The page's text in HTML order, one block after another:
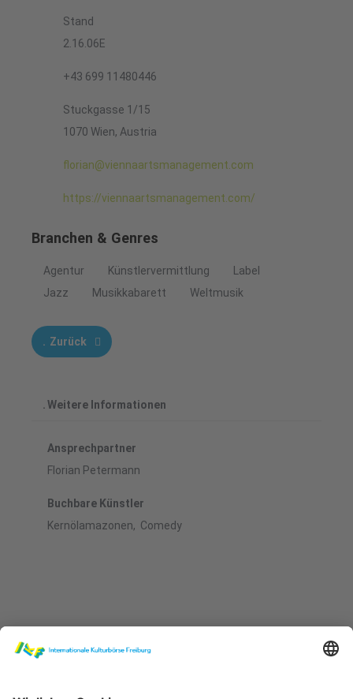
Stand
2.16.06E
+43 699 11480446
Stuckgasse 1/15
1070 Wien, Austria
florian@viennaartsmanagement.com
https://viennaartsmanagement.com/
Branchen & Genres
Agentur Künstlervermittlung
Label
Jazz
Musikkabarett Weltmusik
Zurück
Weitere Informationen
Ansprechpartner
Florian Petermann
Buchbare Künstler
Kernölamazonen, Comedy